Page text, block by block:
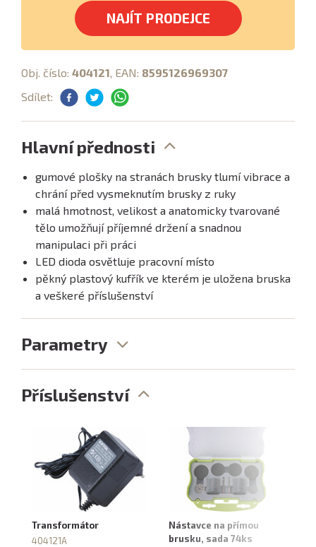
NAJÍT PRODEJCE
Obj. číslo: 404121, EAN: 8595126969307
Sdílet:
Hlavní přednosti
gumové plošky na stranách brusky tlumí vibrace a
chrání před vysmeknutím brusky z ruky
malá hmotnost, velikost a anatomicky tvarované
tělo umožňují příjemné držení a snadnou
manipulaci při práci
LED dioda osvětluje pracovní místo
pěkný plastový kufřík ve kterém je uložena bruska
a veškeré příslušenství
Parametry
Příslušenství
Transformátor
404121A
Nástavce na přímou
brusku, sada 74ks